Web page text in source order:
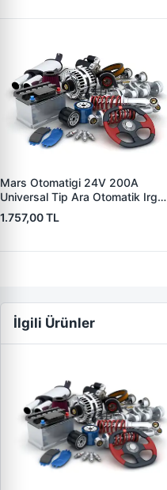
Mars Otomatigi 24V 200A
Universal Tip Ara Otomatik Irgat
| ZM 0404
1.757,00 TL
İlgili Ürünler